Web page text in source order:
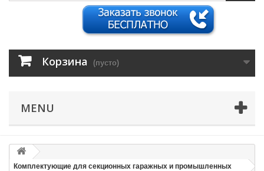
Корзина (пусто)
MENU
Комплектующие для секционных гаражных и промышленных
После оформления заказа с вами свяжется менеджер
Способ доставки